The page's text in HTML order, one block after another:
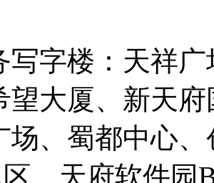
楼：天祥广
望大厦、新天
场、蜀都中心
、天府软件园